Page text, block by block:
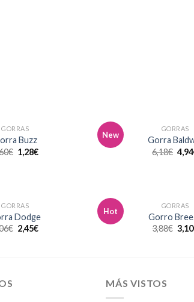
GORRAS
Buzz
€ 1,28€
New
GORRAS
Gorra
6,18€ 4,94
GORRAS
Dodge
€ 2,45€
Hot
GORRAS
Gorro
3,88€ 3,10
MÁS VISTOS